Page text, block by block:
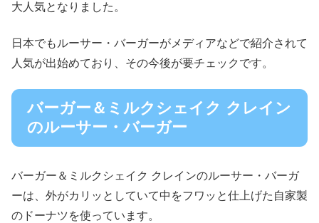
大人気となりました。
日本でもルーサー・バーガーがメディアなどで紹介されて
人気が出始めており、その今後が要チェックです。
バーガー＆ミルクシェイク クレイン
のルーサー・バーガー
バーガー＆ミルクシェイク クレインのルーサー・バーガ
ーは、外がカリッとしていて中をフワッと仕上げた自家製
のドーナツを使っています。